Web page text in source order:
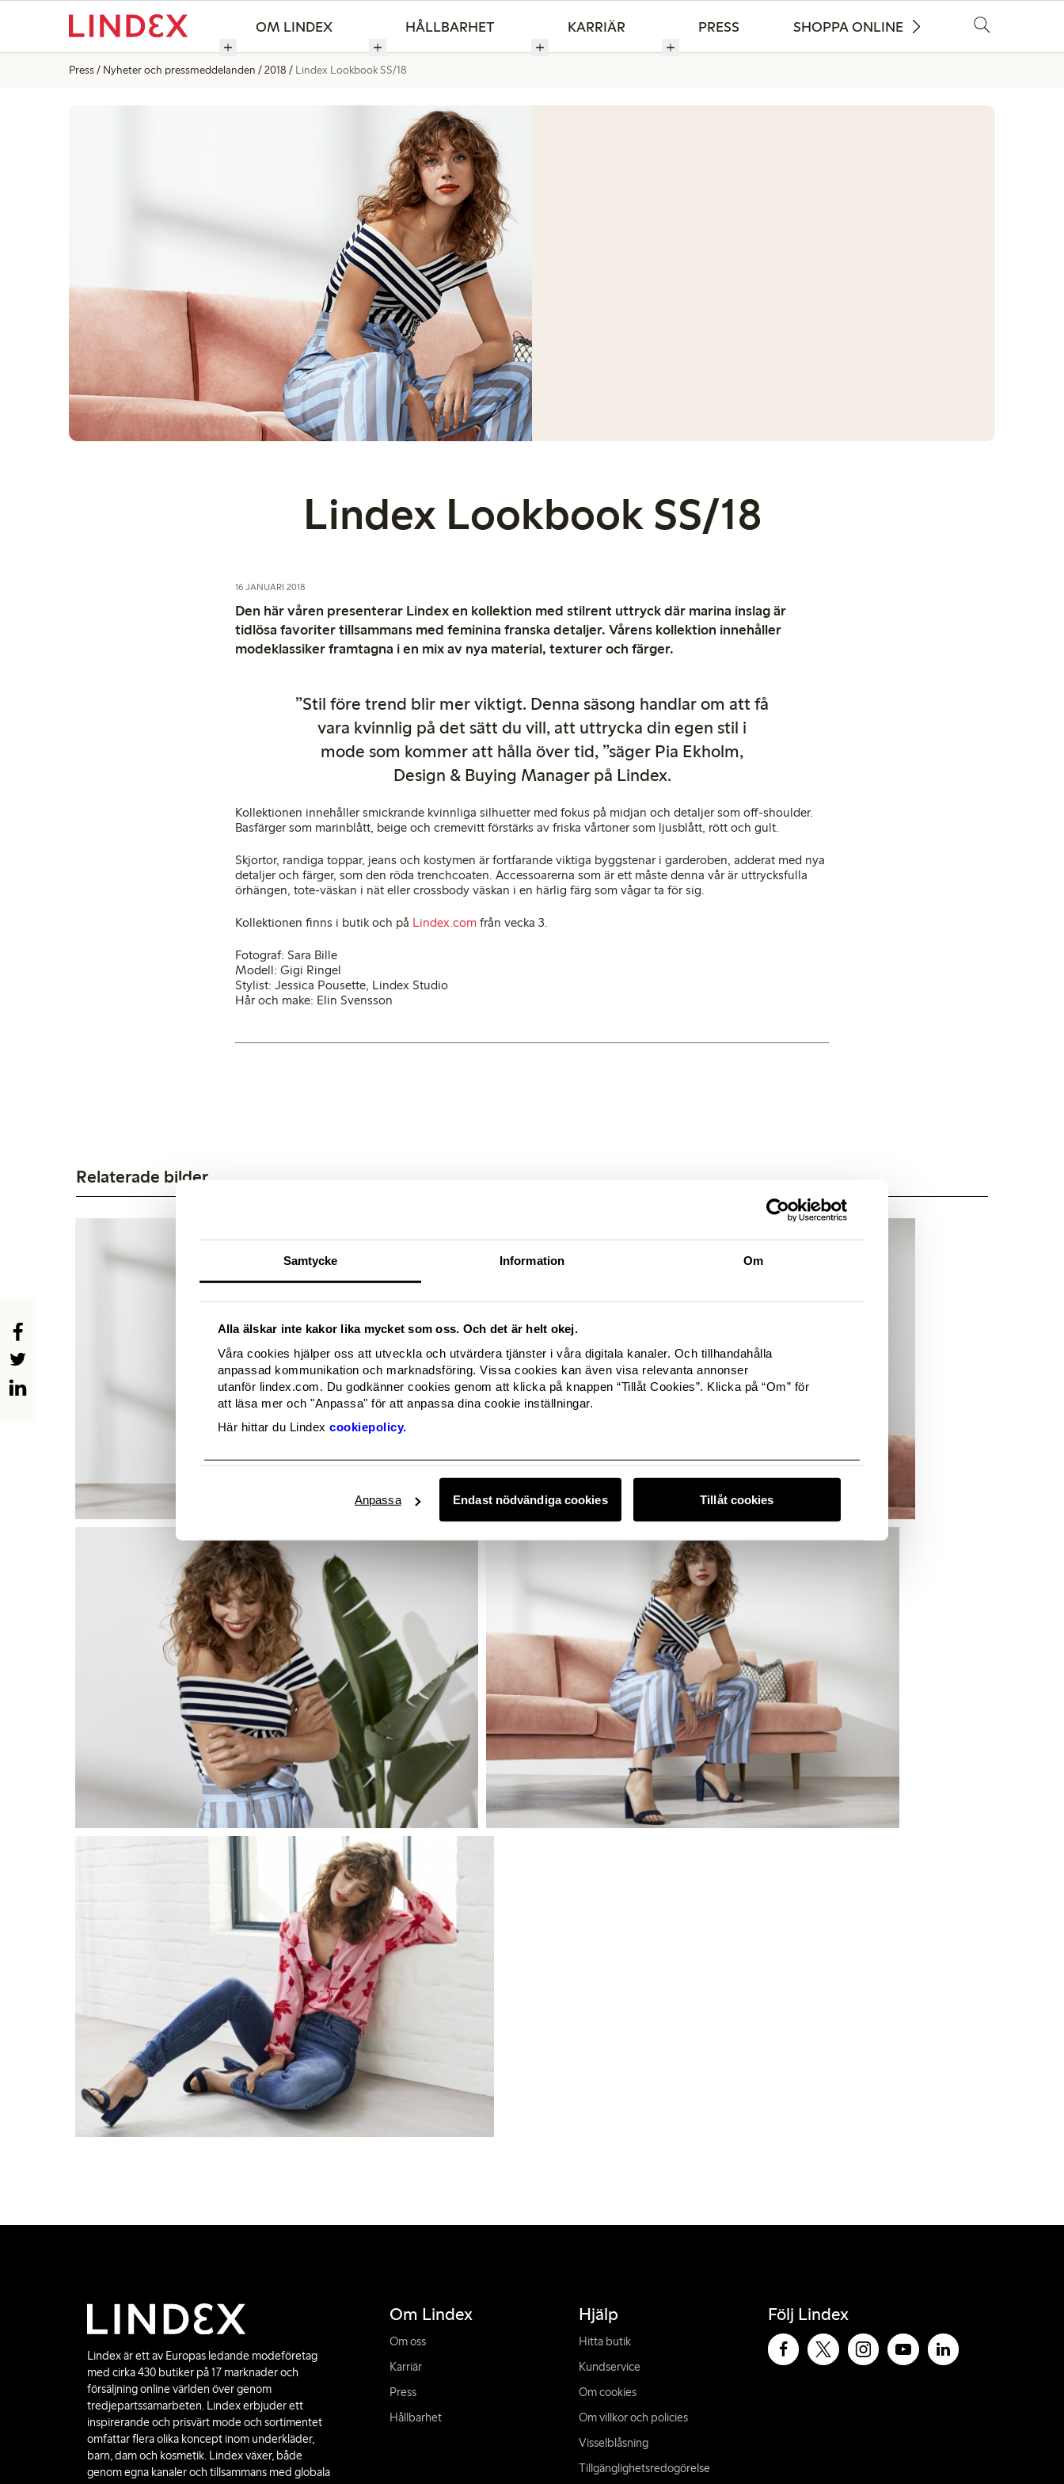
Samtycke Information Om
Alla älskar inte kakor lika mycket som oss. Och det är helt okej.
Våra cookies hjälper oss att utveckla och utvärdera tjänster i våra digitala kanaler. Och tillhandahålla
anpassad kommunikation och marknadsföring. Vissa cookies kan även visa relevanta annonser
utanför lindex.com. Du godkänner cookies genom att klicka på knappen “Tillåt Cookies”. Klicka på “Om” för
att läsa mer och "Anpassa" för att anpassa dina cookie inställningar.
Här hittar du Lindex cookiepolicy.
Endast nödvändiga cookies
Anpassa Tillåt cookies
OM LINDEX HÅLLBARHET KARRIÄR PRESS SHOPPA ONLINE
Press Nyheter och pressmeddelanden 2018 Lindex Lookbook SS/18
Lindex Lookbook SS/18
16 JANUARI 2018
Den här våren presenterar Lindex en kollektion med stilrent uttryck där marina inslag är
tidlösa favoriter tillsammans med feminina franska detaljer. Vårens kollektion innehåller
modeklassiker framtagna i en mix av nya material, texturer och färger.
”Stil före trend blir mer viktigt. Denna säsong handlar om att få
vara kvinnlig på det sätt du vill, att uttrycka din egen stil i
mode som kommer att hålla över tid, ”säger Pia Ekholm,
Design & Buying Manager på Lindex.
Kollektionen innehåller smickrande kvinnliga silhuetter med fokus på midjan och detaljer som off-shoulder.
Basfärger som marinblått, beige och cremevitt förstärks av friska vårtoner som ljusblått, rött och gult.
Skjortor, randiga toppar, jeans och kostymen är fortfarande viktiga byggstenar i garderoben, adderat med nya
detaljer och färger, som den röda trenchcoaten. Accessoarerna som är ett måste denna vår är uttrycksfulla
örhängen, tote-väskan i nät eller crossbody väskan i en härlig färg som vågar ta för sig.
Kollektionen finns i butik och på Lindex.com från vecka 3.
Fotograf: Sara Bille
Modell: Gigi Ringel
Stylist: Jessica Pousette, Lindex Studio
Hår och make: Elin Svensson
Relaterade bilder
Lindex är ett av Europas ledande modeföretag
med cirka 430 butiker på 17 marknader och
försäljning online världen över genom
tredjepartssamarbeten. Lindex erbjuder ett
inspirerande och prisvärt mode och sortimentet
omfattar flera olika koncept inom underkläder,
barn, dam och kosmetik. Lindex växer, både
genom egna kanaler och tillsammans med globala
Om Lindex
Om oss
Karriär
Press
Hållbarhet
Hjälp
Hitta butik
Kundservice
Om cookies
Om villkor och policies
Visselblåsning
Tillgänglighetsredogörelse
Följ Lindex